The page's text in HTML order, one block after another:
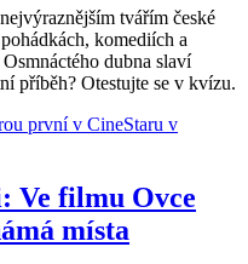
tvářím české
komediích a
dubna slaví
příběh? Otestujte se v kvízu.
Ve filmu Ovce
místa